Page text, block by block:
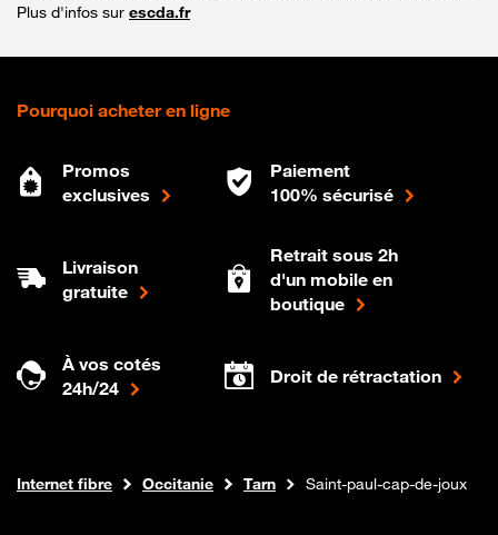
Plus d'infos sur escda.fr
Pourquoi acheter en ligne
Promos
exclusives
Paiement
100% sécurisé
Livraison
gratuite
Retrait sous 2h
d'un mobile en
boutique
À vos cotés
24h/24
Droit de rétractation
Boutique Orange
Internet fibre Occitanie Tarn Saint-paul-cap-de-joux